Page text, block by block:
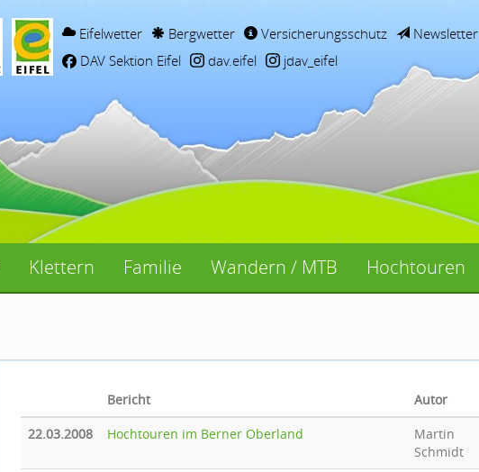
Eifelwetter Bergwetter Versicherungsschutz Newsletter
DAV Sektion Eifel
dav.eifel jdav_eifel
Klettern Familie Wandern / MTB Hochtouren
Bericht Autor
22.03.2008
Hochtouren im Berner Oberland
Martin
Schmidt